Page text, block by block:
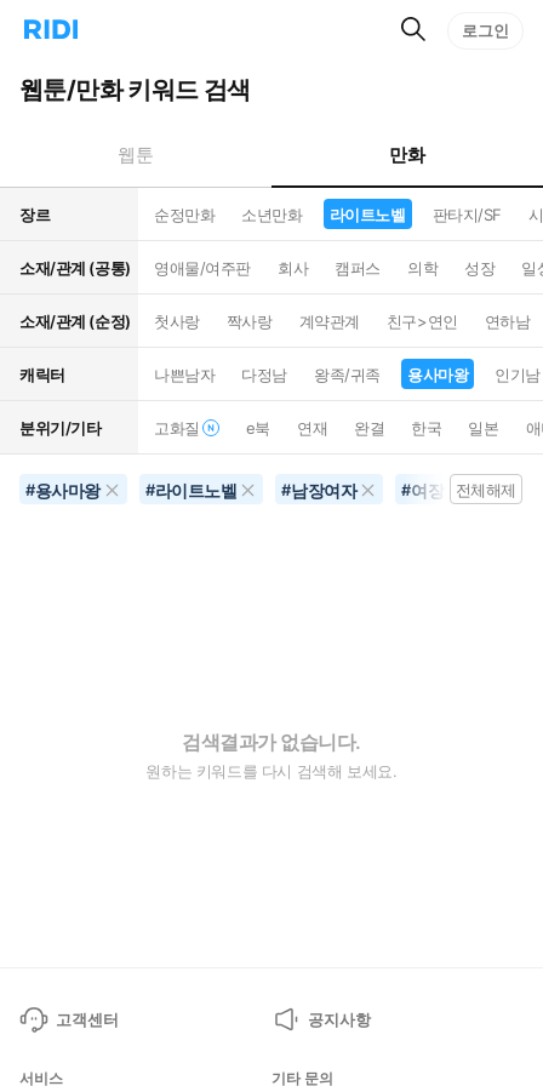
리
홈
으
턴
트
검
로그인
웹툰/만화 키워드 검색
웹툰 만화
장르 순정만화 소년만화 라이트노벨 판타지/SF
소재/관계 (공통) 영애물/여주판 회사 캠퍼스 의학 성장 일
소재/관계 (순정) 첫사랑 짝사랑 계약관계 친구>연인 연하남
캐릭터 나쁜남자 다정남 왕족/귀족 용사마왕 인기남
분위기/기타 고화질 e북 연재 완결 한국 일본
#용사마왕 #라이트노벨 #남장여자 #여장남자전체해제
검색결과가 없습니다.
원하는 키워드를 다시 검색해 보세요.
고객센터 공지사항
서비스 기타 문의